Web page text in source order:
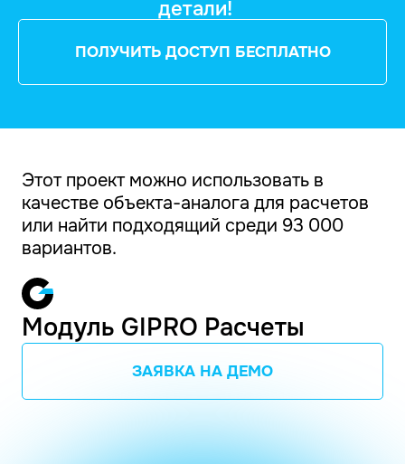
детали!
ПОЛУЧИТЬ ДОСТУП БЕСПЛАТНО
Этот проект можно использовать в
качестве объекта-аналога для расчетов
или найти подходящий среди 93 000
вариантов.
Модуль GIPRO Расчеты
ЗАЯВКА НА ДЕМО